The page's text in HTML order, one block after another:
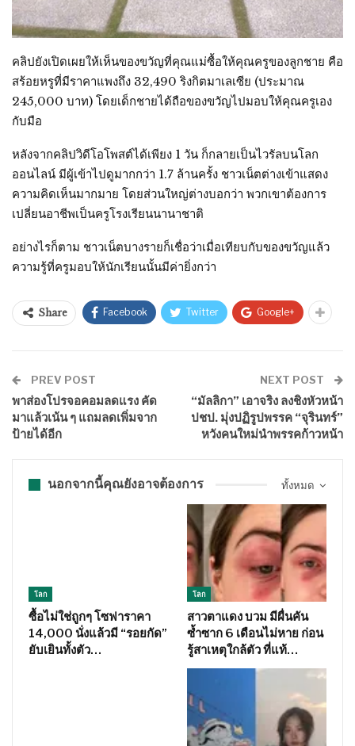
คลิปยังเปิดเผยให้เห็นของขวัญที่คุณแม่ซื้อให้คุณครูของลูกชาย คือ
สร้อยหรูที่มีราคาแพงถึง 32,490 ริงกิตมาเลเซีย (ประมาณ
245,000 บาท) โดยเด็กชายได้ถือของขวัญไปมอบให้คุณครูเอง
กับมือ
หลังจากคลิปวิดีโอโพสต์ได้เพียง 1 วัน ก็กลายเป็นไวรัลบนโลก
ออนไลน์ มีผู้เข้าไปดูมากกว่า 1.7 ล้านครั้ง ชาวเน็ตต่างเข้าแสดง
ความคิดเห็นมากมาย โดยส่วนใหญ่ต่างบอกว่า พวกเขาต้องการ
เปลี่ยนอาชีพเป็นครูโรงเรียนนานาชาติ
อย่างไรก็ตาม ชาวเน็ตบางรายก็เชื่อว่าเมื่อเทียบกับของขวัญแล้ว
ความรู้ที่ครูมอบให้นักเรียนนั้นมีค่ายิ่งกว่า
Share Facebook Twitter Google+
PREV POST
พาส่องโปรจอคอมลดแรง คัด
มาแล้วเน้น ๆ แถมลดเพิ่มจาก
ป้ายได้อีก
NEXT POST
“มัลลิกา” เอาจริง ลงชิงหัวหน้า
ปชป. มุ่งปฏิรูปพรรค “จุรินทร์”
หวังคนใหม่นำพรรคก้าวหน้า
ทั้งหมด
นอกจากนี้คุณยังอาจต้องการ
โลก
ซื้อไม่ใช่ถูกๆ โซฟาราคา
14,000 นั่งแล้วมี “รอยกัด”
ยับเยินทั้งตัว…
โลก
สาวตาแดง บวม มีผื่นคัน
ซ้ำซาก 6 เดือนไม่หาย ก่อน
รู้สาเหตุใกล้ตัว ที่แท้…